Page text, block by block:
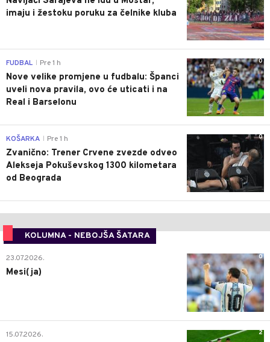
imaju i žestoku poruku za čelnike kluba
0
FUDBAL Pre 1 h
Nove velike promjene u fudbalu: Španci
uveli nova pravila, ovo će uticati i na
Real i Barselonu
0
KOŠARKA Pre 1 h
Zvanično: Trener Crvene zvezde odveo
Alekseja Pokuševskog 1300 kilometara
od Beograda
KOLUMNA - NEBOJŠA ŠATARA
0
23.07.2026.
Mesi(ja)
2
15.07.2026.